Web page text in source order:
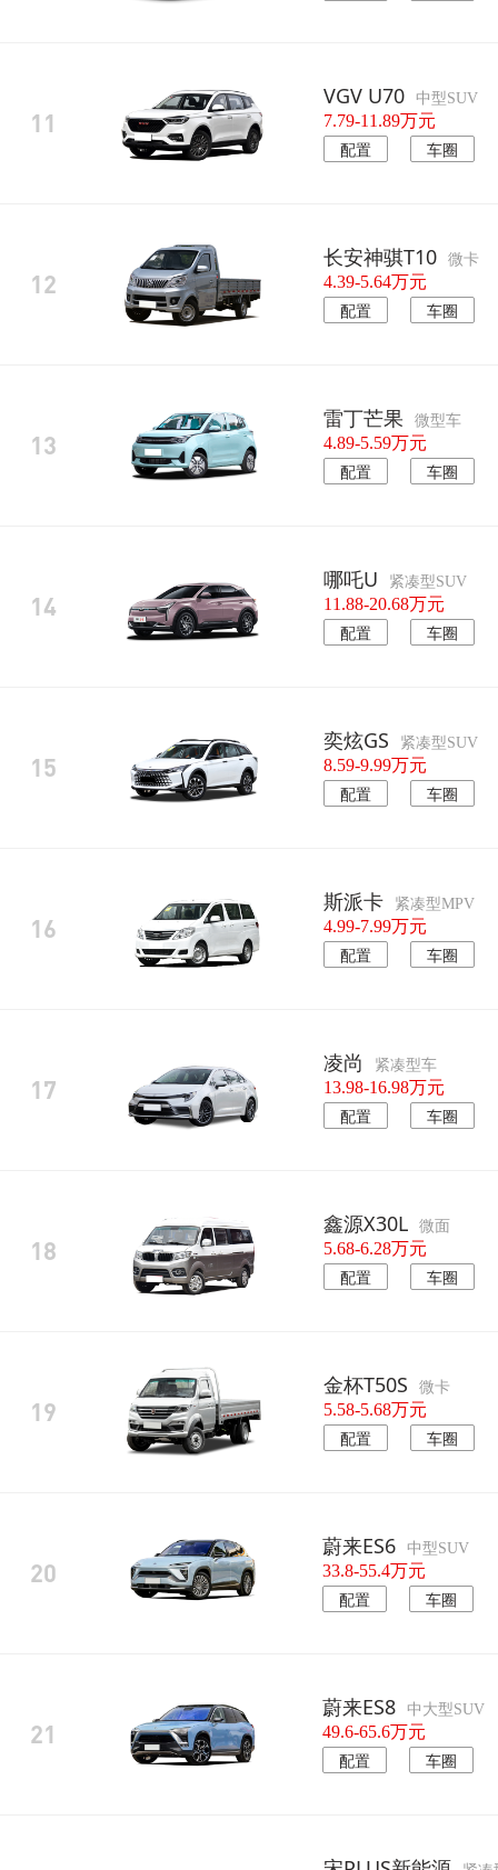
11
VGV U70 中型SUV
7.79-11.89万元
配置 车圈
12
长安神骐T10 微卡
4.39-5.64万元
配置 车圈
13
雷丁芒果 微型车
4.89-5.59万元
配置 车圈
14
哪吒U 紧凑型SUV
11.88-20.68万元
配置 车圈
15
奕炫GS 紧凑型SUV
8.59-9.99万元
配置 车圈
16
斯派卡 紧凑型MPV
4.99-7.99万元
配置 车圈
17
凌尚 紧凑型车
13.98-16.98万元
配置 车圈
18
鑫源X30L 微面
5.68-6.28万元
配置 车圈
19
金杯T50S 微卡
5.58-5.68万元
配置 车圈
20
蔚来ES6 中型SUV
33.8-55.4万元
配置 车圈
21
蔚来ES8 中大型SUV
49.6-65.6万元
配置 车圈